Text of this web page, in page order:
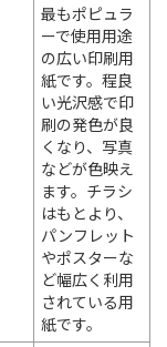
最もポピュラ
ーで使用用途
の広い印刷用
紙です。程良
い光沢感で印
刷の発色が良
くなり、写真
などが色映え
ます。チラシ
はもとより、
パンフレット
やポスターな
ど幅広く利用
されている用
紙です。